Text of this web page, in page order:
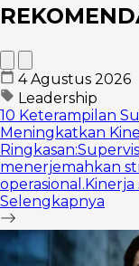
4 Agustus 2026
Leadership
10 Keterampilan
Meningkatkan
menerjemahkan
Selengkapnya